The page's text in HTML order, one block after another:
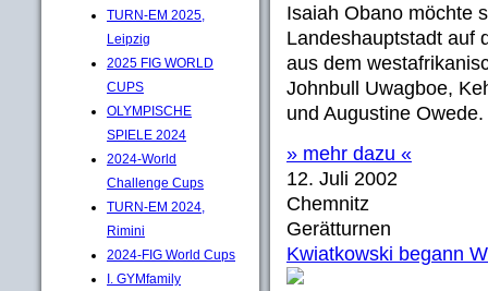
TURN-EM 2025,
Leipzig
2025 FIG WORLD
CUPS
OLYMPISCHE
SPIELE 2024
2024-World
Challenge Cups
TURN-EM 2024,
Rimini
2024-FIG World Cups
I. GYMfamily
Isaiah Obano möchte
Landeshauptstadt auf
aus dem
Johnbull Uwagboe,
und Augustine Owede.
» mehr dazu «
12. Juli 2002
Chemnitz
Gerätturnen
Kwiatkowski begann